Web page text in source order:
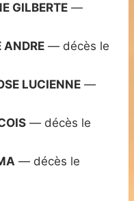
GILBERTE —
— décès le
LUCIENNE —
— décès le
— décès le